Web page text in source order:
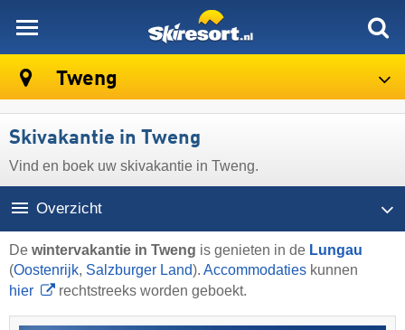
Tweng
Skivakantie in Tweng
Vind en boek uw skivakantie in Tweng.
Overzicht
De wintervakantie in Tweng is genieten in de Lungau
(Oostenrijk, Salzburger Land). Accommodaties kunnen
hier
rechtstreeks worden geboekt.